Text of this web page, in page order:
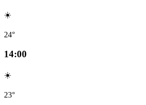
☀️
24°
14:00
☀️
23°